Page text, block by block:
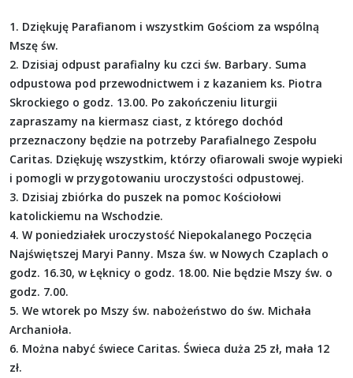
1. Dziękuję Parafianom i wszystkim Gościom za wspólną
Mszę św.
2. Dzisiaj odpust parafialny ku czci św. Barbary. Suma
odpustowa pod przewodnictwem i z kazaniem ks. Piotra
Skrockiego o godz. 13.00. Po zakończeniu liturgii
zapraszamy na kiermasz ciast, z którego dochód
przeznaczony będzie na potrzeby Parafialnego Zespołu
Caritas. Dziękuję wszystkim, którzy ofiarowali swoje wypieki
i pomogli w przygotowaniu uroczystości odpustowej.
3. Dzisiaj zbiórka do puszek na pomoc Kościołowi
katolickiemu na Wschodzie.
4. W poniedziałek uroczystość Niepokalanego Poczęcia
Najświętszej Maryi Panny. Msza św. w Nowych Czaplach o
godz. 16.30, w Łęknicy o godz. 18.00. Nie będzie Mszy św. o
godz. 7.00.
5. We wtorek po Mszy św. nabożeństwo do św. Michała
Archanioła.
6. Można nabyć świece Caritas. Świeca duża 25 zł, mała 12
zł.